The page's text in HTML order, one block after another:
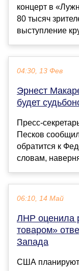
концерт в
80 тысяч
выступление
04:30, 13 Фев
Эрнест
будет
Пресс-
Песков
обратится к
словам,
06:10, 14 Май
ЛНР оценила
товаром»
Запада
США планируют